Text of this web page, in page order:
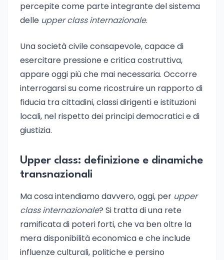
percepite come parte integrante del sistema
delle upper class internazionale.
Una società civile consapevole, capace di
esercitare pressione e critica costruttiva,
appare oggi più che mai necessaria. Occorre
interrogarsi su come ricostruire un rapporto di
fiducia tra cittadini, classi dirigenti e istituzioni
locali, nel rispetto dei principi democratici e di
giustizia.
Upper class: definizione e dinamiche
transnazionali
Ma cosa intendiamo davvero, oggi, per upper
class internazionale? Si tratta di una rete
ramificata di poteri forti, che va ben oltre la
mera disponibilità economica e che include
influenze culturali, politiche e persino